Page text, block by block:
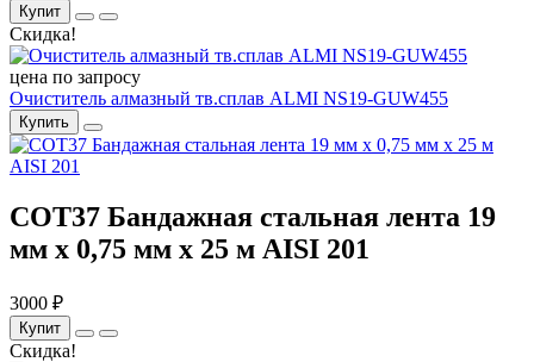
Купит
Скидка!
цена по запросу
Очиститель алмазный тв.сплав ALMI NS19-GUW455
Купить
COT37 Бандажная стальная лента 19
мм x 0,75 мм x 25 м AISI 201
3000 ₽
Купит
Скидка!